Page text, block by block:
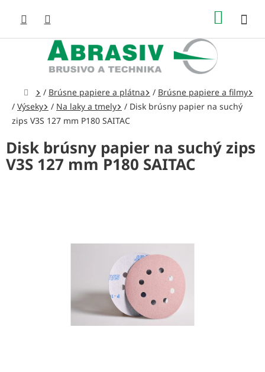
obsah
Domov
/ Brúsne papiere a plátna / Brúsne papiere a filmy
/ Výseky / Na laky a tmely / Disk brúsny papier na suchý
zips V3S 127 mm P180 SAITAC
Disk brúsny papier na suchý zips
V3S 127 mm P180 SAITAC